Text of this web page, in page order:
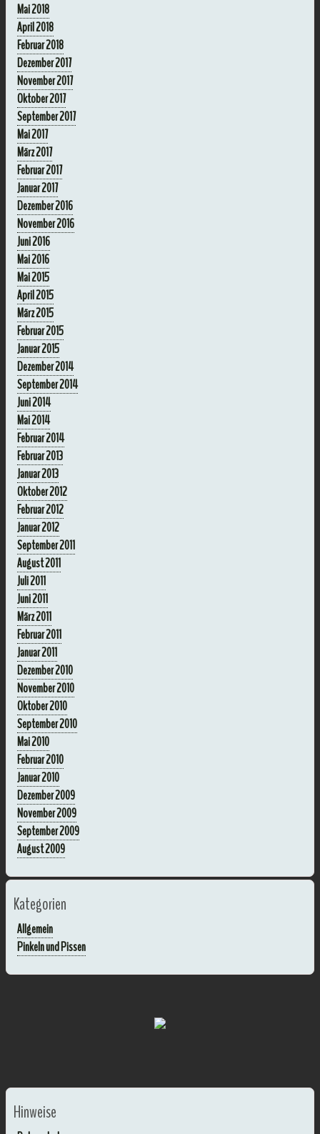
Mai 2018
April 2018
Februar 2018
Dezember 2017
November 2017
Oktober 2017
September 2017
Mai 2017
März 2017
Februar 2017
Januar 2017
Dezember 2016
November 2016
Juni 2016
Mai 2016
Mai 2015
April 2015
März 2015
Februar 2015
Januar 2015
Dezember 2014
September 2014
Juni 2014
Mai 2014
Februar 2014
Februar 2013
Januar 2013
Oktober 2012
Februar 2012
Januar 2012
September 2011
August 2011
Juli 2011
Juni 2011
März 2011
Februar 2011
Januar 2011
Dezember 2010
November 2010
Oktober 2010
September 2010
Mai 2010
Februar 2010
Januar 2010
Dezember 2009
November 2009
September 2009
August 2009
Kategorien
Allgemein
Pinkeln und Pissen
Hinweise